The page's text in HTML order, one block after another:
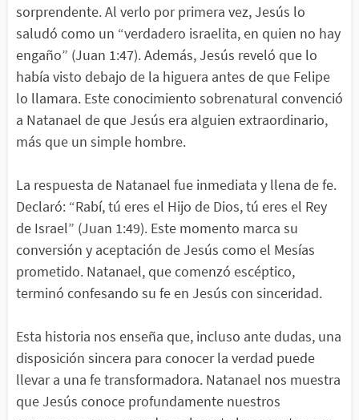
sorprendente. Al verlo por primera vez, Jesús lo
saludó como un “verdadero israelita, en quien no hay
engaño” (Juan 1:47). Además, Jesús reveló que lo
había visto debajo de la higuera antes de que Felipe
lo llamara. Este conocimiento sobrenatural convenció
a Natanael de que Jesús era alguien extraordinario,
más que un simple hombre.
La respuesta de Natanael fue inmediata y llena de fe.
Declaró: “Rabí, tú eres el Hijo de Dios, tú eres el Rey
de Israel” (Juan 1:49). Este momento marca su
conversión y aceptación de Jesús como el Mesías
prometido. Natanael, que comenzó escéptico,
terminó confesando su fe en Jesús con sinceridad.
Esta historia nos enseña que, incluso ante dudas, una
disposición sincera para conocer la verdad puede
llevar a una fe transformadora. Natanael nos muestra
que Jesús conoce profundamente nuestros